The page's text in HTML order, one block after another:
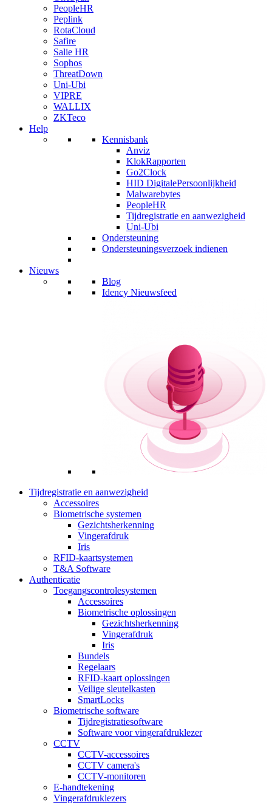
PeopleHR
Peplink
RotaCloud
Safire
Salie HR
Sophos
ThreatDown
Uni-Ubi
VIPRE
WALLIX
ZKTeco
Help
Kennisbank
Anviz
KlokRapporten
Go2Clock
HID DigitalePersoonlijkheid
Malwarebytes
PeopleHR
Tijdregistratie en aanwezigheid
Uni-Ubi
Ondersteuning
Ondersteuningsverzoek indienen
Nieuws
Blog
Idency Nieuwsfeed
Tijdregistratie en aanwezigheid
Accessoires
Biometrische systemen
Gezichtsherkenning
Vingerafdruk
Iris
RFID-kaartsystemen
T&A Software
Authenticatie
Toegangscontrolesystemen
Accessoires
Biometrische oplossingen
Gezichtsherkenning
Vingerafdruk
Iris
Bundels
Regelaars
RFID-kaart oplossingen
Veilige sleutelkasten
SmartLocks
Biometrische software
Tijdregistratiesoftware
Software voor vingerafdruklezer
CCTV
CCTV-accessoires
CCTV camera's
CCTV-monitoren
E-handtekening
Vingerafdruklezers